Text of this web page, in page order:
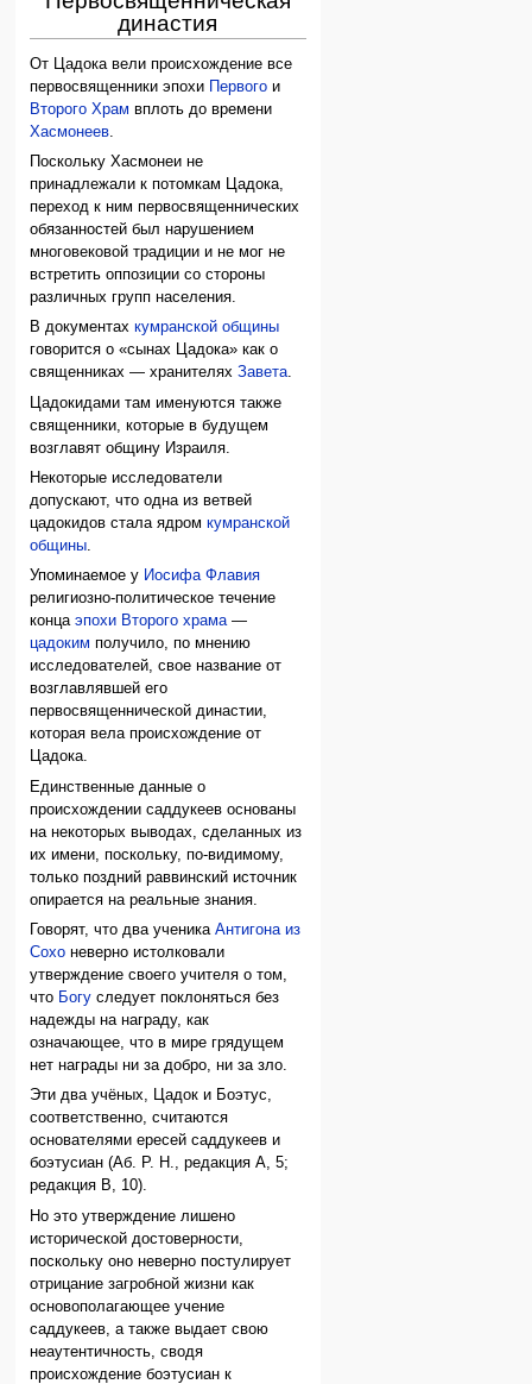
династия
От Цадока вели происхождение все
первосвященники эпохи Первого и
Второго Храм вплоть до времени
Хасмонеев
Поскольку Хасмонеи не
принадлежали к потомкам Цадока,
переход к ним первосвященнических
обязанностей был нарушением
многовековой традиции и не мог не
встретить оппозиции со стороны
различных групп населения.
В документахкумранской общины
говорится о «сынах Цадока» как о
священниках — хранителяхЗавета.
Цадокидами там именуются также
священники, которые в будущем
возглавят общину Израиля.
Некоторые исследователи
допускают, что одна из ветвей
цадокидов стала ядромкумранской
общины.
Упоминаемое у Иосифа Флавия
религиозно-политическое течение
концаэпохи Второго храма—
цадоким получило, по мнению
исследователей, свое название от
возглавлявшей его
первосвященнической династии,
которая вела происхождение от
Цадока.
Единственные данные о
происхождении саддукеев основаны
на некоторых выводах, сделанных из
их имени, поскольку, по-видимому,
только поздний раввинский источник
опирается на реальные знания.
Говорят, что два ученикаАнтигона из
Сохо неверно истолковали
утверждение своего учителя о том,
что Богу следует поклоняться без
надежды на награду, как
означающее, что в мире грядущем
нет награды ни за добро, ни за зло.
Эти два учёных, Цадок и Боэтус,
соответственно, считаются
основателями ересей саддукеев и
боэтусиан (Аб. Р. Н., редакция А, 5;
редакция В, 10).
Но это утверждение лишено
исторической достоверности,
поскольку оно неверно постулирует
отрицание загробной жизни как
основополагающее учение
саддукеев, а также выдает свою
неаутентичность, сводя
происхождение боэтусиан к